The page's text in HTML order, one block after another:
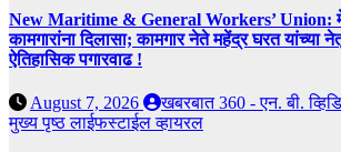
New Maritime & General Workers’ Union:
कामगारांना दिलासा; कामगार नेते महेंद्र घरत यांच्या
ऐतिहासिक पगारवाढ !
August 7, 2026
खबरबात 360 - एन. बी.
मुख्य पृष्ठलाईफस्टाईलव्हायरल